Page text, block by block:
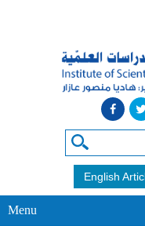
English
Menu